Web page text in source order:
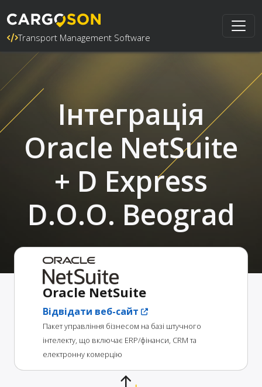
Transport Management Software
Інтеграція
Oracle NetSuite
+ D Express
D.O.O. Beograd
Oracle NetSuite
Відвідати веб-сайт
Пакет управління бізнесом на базі штучного
інтелекту, що включає ERP/фінанси, CRM та
електронну комерцію